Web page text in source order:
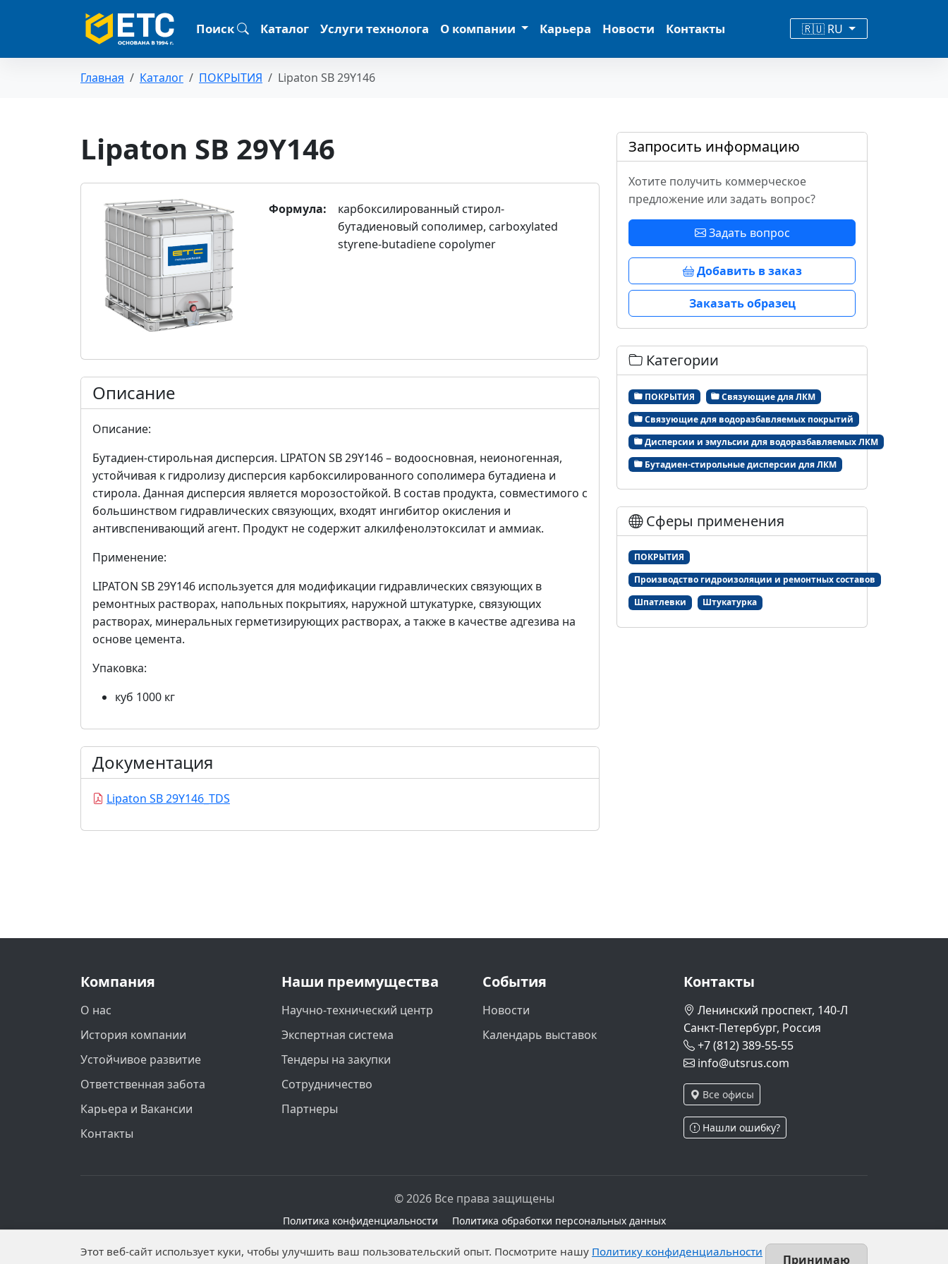
Поиск Каталог Услуги технолога О компании Карьера Новости Контакты 🇷🇺 RU
Главная Каталог ПОКРЫТИЯ Lipaton SB 29Y146
Lipaton SB 29Y146
Формула:
карбоксилированный стирол-
бутадиеновый сополимер, carboxylated
styrene-butadiene copolymer
Описание
Описание:
Бутадиен-стирольная дисперсия. LIPATON SB 29Y146 – водоосновная, неионогенная,
устойчивая к гидролизу дисперсия карбоксилированного сополимера бутадиена и
стирола. Данная дисперсия является морозостойкой. В состав продукта, совместимого с
большинством гидравлических связующих, входят ингибитор окисления и
антивспенивающий агент. Продукт не содержит алкилфенолэтоксилат и аммиак.
Применение:
LIPATON SB 29Y146 используется для модификации гидравлических связующих в
ремонтных растворах, напольных покрытиях, наружной штукатурке, связующих
растворах, минеральных герметизирующих растворах, а также в качестве адгезива на
основе цемента.
Упаковка:
куб 1000 кг
Документация
Lipaton SB 29Y146_TDS
Запросить информацию
Хотите получить коммерческое
предложение или задать вопрос?
Задать вопрос
Добавить в заказ
Заказать образец
Категории
ПОКРЫТИЯ
Связующие для ЛКМ
Связующие для водоразбавляемых покрытий
Дисперсии и эмульсии для водоразбавляемых ЛКМ
Бутадиен-стирольные дисперсии для ЛКМ
Сферы применения
ПОКРЫТИЯ
Производство гидроизоляции и ремонтных составов
Шпатлевки
Штукатурка
Компания
О нас
История компании
Устойчивое развитие
Ответственная забота
Карьера и Вакансии
Контакты
Наши преимущества
Научно-технический центр
Экспертная система
Тендеры на закупки
Сотрудничество
Партнеры
События
Новости
Календарь выставок
Контакты
Ленинский проспект, 140-Л
Санкт-Петербург, Россия
+7 (812) 389-55-55
info@utsrus.com
Все офисы
Нашли ошибку?
© 2026 Все права защищены
Политика конфиденциальности Политика обработки персональных данных
установлены запреты на обработку неограниченных кругом лиц опубликованных персональных данных.
Этот веб-сайт использует куки, чтобы улучшить ваш пользовательский опыт. Посмотрите нашу Политику конфиденциальности
Принимаю